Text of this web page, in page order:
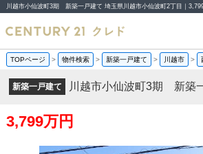
TOPページ > 物件検索 > 新築一戸建て > 川越市 >
新築一戸建て 川越市小仙波町3期 新築
3,799万円